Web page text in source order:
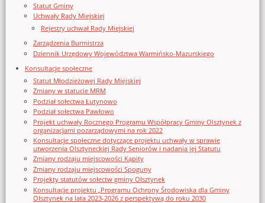
Statut Gminy
Uchwały Rady Miejskiej
Rejestry uchwał Rady Miejskiej
Zarządzenia Burmistrza
Dziennik Urzędowy Województwa Warmińsko-Mazurskiego
Konsultacje społeczne
Statut Młodzieżowej Rady Miejskiej
Zmiany w statucie MRM
Podział sołectwa Łutynowo
Podział sołectwa Pawłowo
Projekt uchwały Rocznego Programu Współpracy Gminy Olsztynek z
organizacjami pozarządowymi na rok 2022
Konsultacje społeczne dotyczące projektu uchwały w sprawie
utworzenia Olsztyneckiej Rady Seniorów i nadania jej Statutu
Zmiany rodzaju miejscowości Kąpity
Zmiany rodzaju miejscowości Spoguny
Projekty statutów sołectw gminy Olsztynek
Konsultacje projektu „Programu Ochrony Środowiska dla Gminy
Olsztynek na lata 2023-2026 z perspektywą do roku 2030